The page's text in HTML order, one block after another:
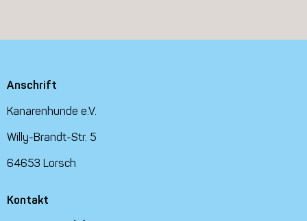
Anschrift
Kanarenhunde e.V.
Willy-Brandt-Str. 5
64653 Lorsch
Kontakt